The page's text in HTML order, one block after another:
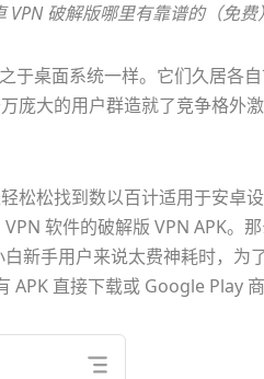
破解版哪里有靠谱的（免费
于桌面系统一样。它们久居各
庞大的用户群造就了竞争格外
松松找到数以百计适用于安卓
软件的破解版 VPN APK。
新手用户来说太费神耗时，
直接下载或 Google Play 商